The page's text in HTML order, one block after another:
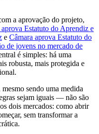
a aprovação do projeto,
aprova Estatuto do Aprendiz e
e Câmara aprova Estatuto do
de jovens no mercado de
é simples: há uma
robusta, mais protegida e
sendo uma medida
sejam iguais — não são
dois mercados: como abrir
sem transformar a